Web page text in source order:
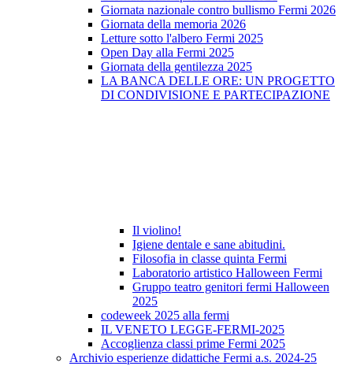
Giornata nazionale contro bullismo Fermi 2026
Giornata della memoria 2026
Letture sotto l'albero Fermi 2025
Open Day alla Fermi 2025
Giornata della gentilezza 2025
LA BANCA DELLE ORE: UN PROGETTO
DI CONDIVISIONE E PARTECIPAZIONE
Il violino!
Igiene dentale e sane abitudini.
Filosofia in classe quinta Fermi
Laboratorio artistico Halloween Fermi
Gruppo teatro genitori fermi Halloween
2025
codeweek 2025 alla fermi
IL VENETO LEGGE-FERMI-2025
Accoglienza classi prime Fermi 2025
Archivio esperienze didattiche Fermi a.s. 2024-25